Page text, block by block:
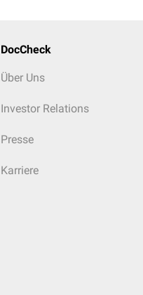
DocCheck
Über Uns
Investor Relations
Presse
Karriere